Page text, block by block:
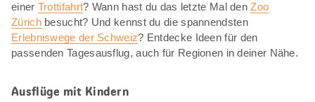
einer Trottifahrt? Wann hast du das letzte Mal denZoo
Zürichbesucht? Und kennst du die spannendsten
Erlebniswege der Schweiz? Entdecke Ideen für den
passenden Tagesausflug, auch für Regionen in deiner Nähe.
Ausflüge mit Kindern